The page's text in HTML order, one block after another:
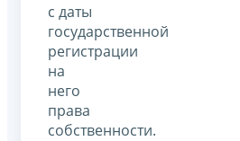
с даты
государственной
регистрации
на
него
права
собственности.